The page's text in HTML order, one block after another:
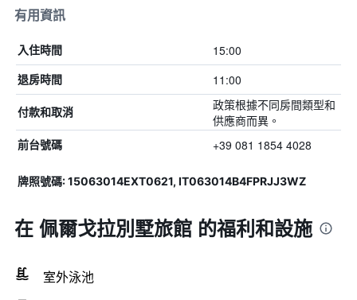
有用資訊
入住時間 15:00
退房時間 11:00
付款和取消
政策根據不同房間類型和
供應商而異。
前台號碼 +39 081 1854 4028
牌照號碼: 15063014EXT0621, IT063014B4FPRJJ3WZ
在 佩爾戈拉別墅旅館 的福利和設施
室外泳池